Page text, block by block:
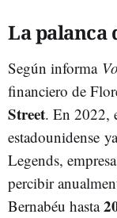
La palanca
Según informa
financiero de
Street. En 2022,
estadounidense
Legends,
percibir
Bernabéu hasta